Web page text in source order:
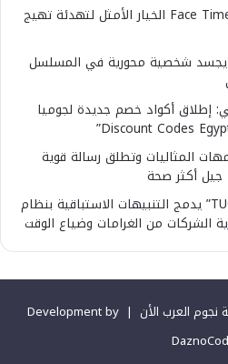
قوة الشاي الأخضر.. غسول Face Time الخيار الأمثل لتهدئة تهيج
شخصية محورية في المسلسل
إطلاق أكواد خصم جديدة لجوميا
المثاليات وتطلق رسالة قوية
جيل أكثر صحة
“ثمار المتحدة – TUC Business” يدمج التنبيهات الاستباقية بنظام
Development by